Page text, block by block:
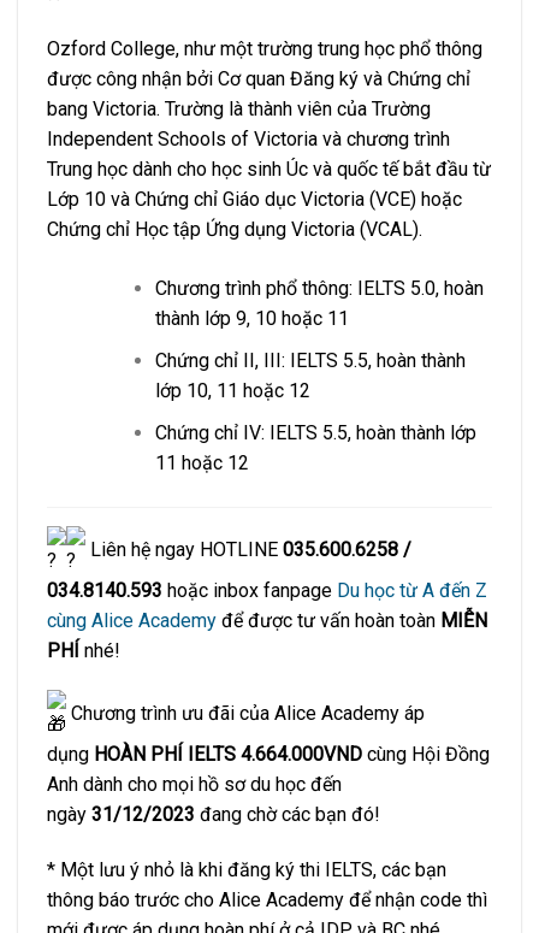
Ozford College, như một trường trung học phổ thông
được công nhận bởi Cơ quan Đăng ký và Chứng chỉ
bang Victoria. Trường là thành viên của Trường
Independent Schools of Victoria và chương trình
Trung học dành cho học sinh Úc và quốc tế bắt đầu từ
Lớp 10 và Chứng chỉ Giáo dục Victoria (VCE) hoặc
Chứng chỉ Học tập Ứng dụng Victoria (VCAL).
Chương trình phổ thông: IELTS 5.0, hoàn
thành lớp 9, 10 hoặc 11
Chứng chỉ II, III: IELTS 5.5, hoàn thành
lớp 10, 11 hoặc 12
Chứng chỉ IV: IELTS 5.5, hoàn thành lớp
11 hoặc 12
Liên hệ ngay HOTLINE 035.600.6258 /
034.8140.593 hoặc inbox fanpage Du học từ A đến Z
cùng Alice Academy để được tư vấn hoàn toàn MIỄN
PHÍ nhé!
Chương trình ưu đãi của Alice Academy áp
dụng HOÀN PHÍ IELTS 4.664.000VND cùng Hội Đồng
Anh dành cho mọi hồ sơ du học đến
ngày 31/12/2023 đang chờ các bạn đó!
* Một lưu ý nhỏ là khi đăng ký thi IELTS, các bạn
thông báo trước cho Alice Academy để nhận code thì